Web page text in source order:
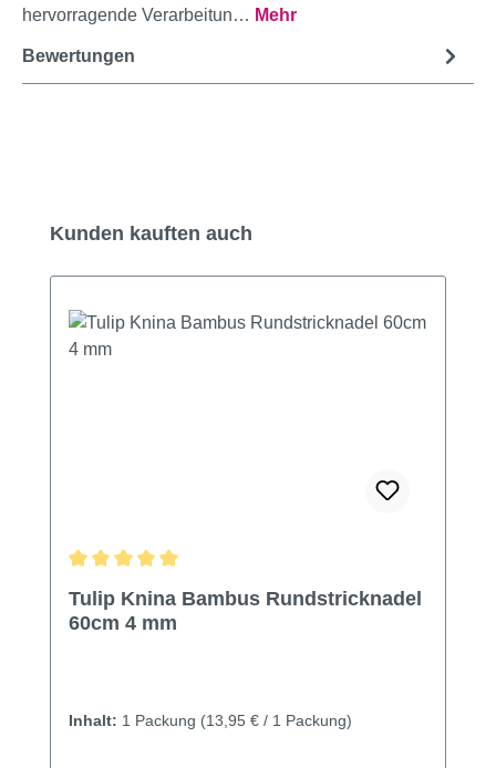
hervorragende Verarbeitun… Mehr
Bewertungen
Produktgalerie überspringen
Kunden kauften auch
Tulip Knina Bambus Rundstricknadel
60cm 4 mm
Inhalt: 1 Packung (13,95 € / 1 Packung)